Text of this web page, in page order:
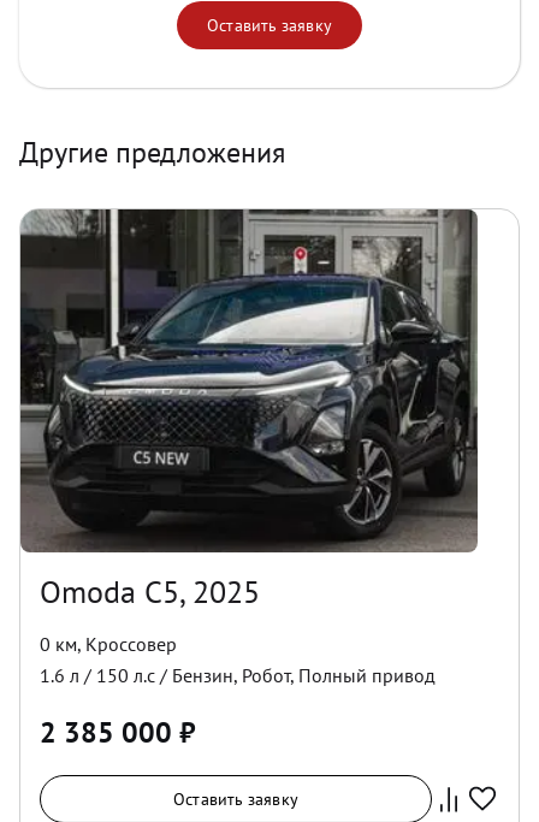
Оставить заявку
Другие предложения
Omoda C5, 2025
0 км, Кроссовер
1.6 л / 150 л.с / Бензин, Робот, Полный привод
2 385 000 ₽
Оставить заявку